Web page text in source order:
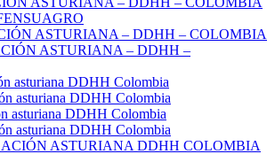
ASTURIANA – DDHH – COLOMBIA
ASTURIANA – DDHH –
asturiana DDHH Colombia
asturiana DDHH Colombia
asturiana DDHH Colombia
asturiana DDHH Colombia
ASTURIANA DDHH COLOMBIA